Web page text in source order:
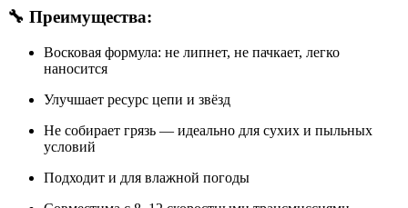
🔧 Преимущества:
Восковая формула: не липнет, не пачкает, легко
наносится
Улучшает ресурс цепи и звёзд
Не собирает грязь — идеально для сухих и пыльных
условий
Подходит и для влажной погоды